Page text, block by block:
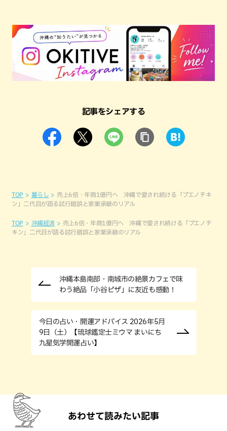
記事をシェアする
TOP 暮らし
売上6倍・年商1億円へ 沖縄で愛され続ける「ブエノチキ
ン」二代目が語る試行錯誤と家業承継のリアル
TOP 沖縄経済
売上6倍・年商1億円へ 沖縄で愛され続ける「ブエノチ
キン」二代目が語る試行錯誤と家業承継のリアル
沖縄本島南部・南城市の絶景カフェで味
わう絶品「小谷ピザ」に友近も感動！
今日の占い・開運アドバイス 2026年5月
9日（土）【琉球鑑定士ミウマ まいにち
九星気学開運占い】
あわせて読みたい記事